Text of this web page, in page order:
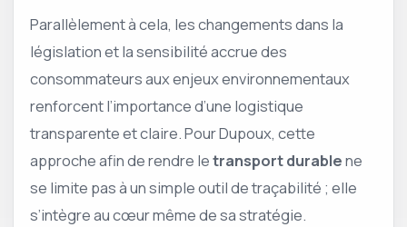
Parallèlement à cela, les changements dans la
législation et la sensibilité accrue des
consommateurs aux enjeux environnementaux
renforcent l’importance d’une logistique
transparente et claire. Pour Dupoux, cette
approche afin de rendre letransport durablene
se limite pas à un simple outil de traçabilité ; elle
s’intègre au cœur même de sa stratégie.